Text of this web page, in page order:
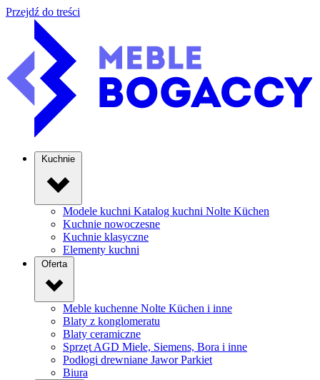
Przejdź do treści
Modele kuchni Katalog kuchni Nolte Küchen
Kuchnie nowoczesne
Kuchnie klasyczne
Elementy kuchni
Oferta
Meble kuchenne Nolte Küchen i inne
Blaty z konglomeratu
Blaty ceramiczne
Sprzęt AGD Miele, Siemens, Bora i inne
Podłogi drewniane Jawor Parkiet
Biura